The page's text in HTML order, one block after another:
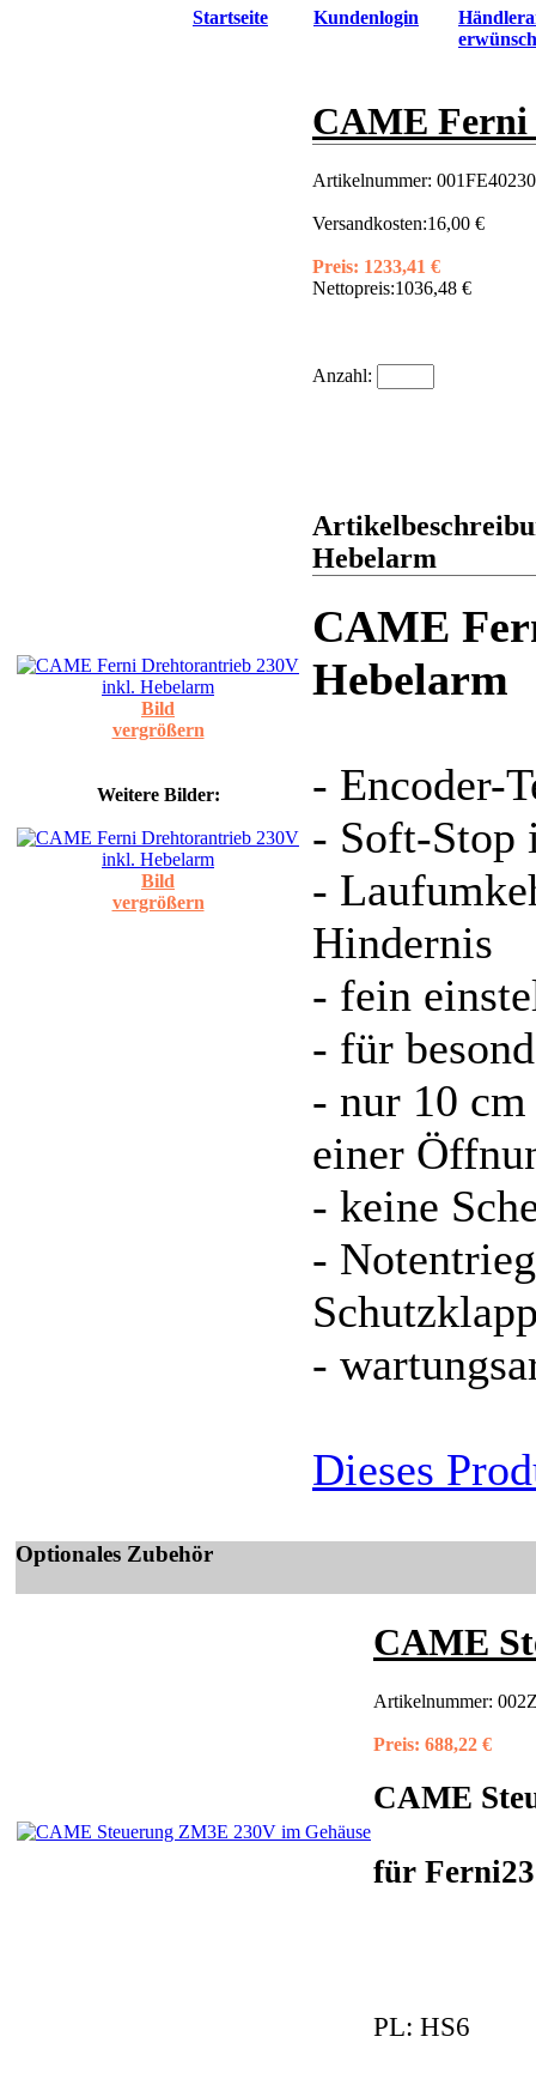
Startseite Kundenlogin
Bild
vergrößern
Weitere Bilder:
Bild
vergrößern
CAME Ferni
Artikelnummer: 001FE40230
Versandkosten:16,00 €
Preis: 1233,41 €
Nettopreis:1036,48 €
Anzahl:
Hebelarm
CAME
Hebelarm
- Encoder-
- Soft-Stop
-
Hindernis
- fein
- für
- nur 10 cm
einer
- keine
-
-
Dieses
Optionales Zubehör
CAME
Artikelnummer:
Preis: 688,22 €
CAME
für
PL: HS6